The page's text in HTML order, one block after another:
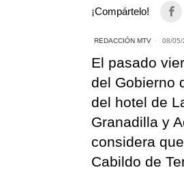
¡Compártelo!
REDACCIÓN MTV 08/05/
El pasado
del Gobierno
del hotel de
Granadilla y
considera
Cabildo de